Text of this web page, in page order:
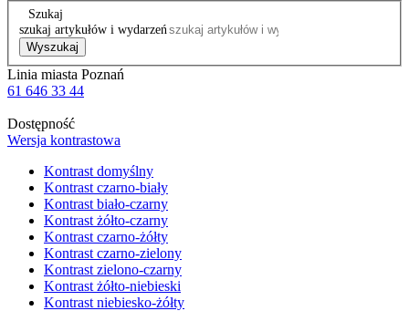
Szukaj
szukaj artykułów i wydarzeń
Wyszukaj
Linia miasta Poznań
61 646 33 44
Dostępność
Wersja kontrastowa
Kontrast domyślny
Kontrast czarno-biały
Kontrast biało-czarny
Kontrast żółto-czarny
Kontrast czarno-żółty
Kontrast czarno-zielony
Kontrast zielono-czarny
Kontrast żółto-niebieski
Kontrast niebiesko-żółty